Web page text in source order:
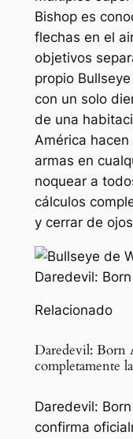
Bishop es
flechas en el
objetivos
propio
con un solo
de una
América
armas en
noquear a
cálculos
y cerrar de
Relacionado
Daredevil: Born
completamente
Daredevil:
confirma